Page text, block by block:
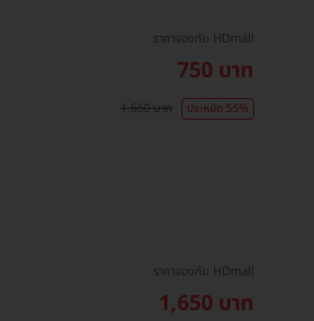
ราคาจองกับ HDmall
750 บาท
1,660 บาท ประหยัด 55%
ราคาจองกับ HDmall
1,650 บาท